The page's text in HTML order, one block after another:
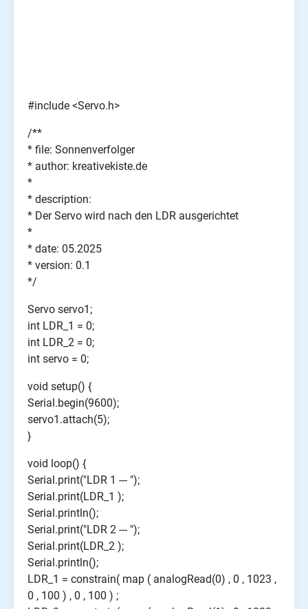
#include <Servo.h>
/**
* file: Sonnenverfolger
* author: kreativekiste.de
*
* description:
* Der Servo wird nach den LDR ausgerichtet
*
* date: 05.2025
* version: 0.1
*/
Servo servo1;
int LDR_1 = 0;
int LDR_2 = 0;
int servo = 0;
void setup() {
Serial.begin(9600);
servo1.attach(5);
}
void loop() {
Serial.print("LDR 1 --- ");
Serial.print(LDR_1 );
Serial.println();
Serial.print("LDR 2 --- ");
Serial.print(LDR_2 );
Serial.println();
LDR_1 = constrain( map ( analogRead(0) , 0 , 1023 ,
0 , 100 ) , 0 , 100 ) ;